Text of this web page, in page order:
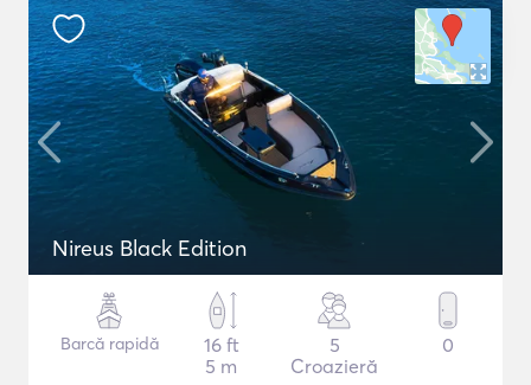
Nireus Black Edition
Barcă rapidă
16 ft
5 m
5
Croazieră
0